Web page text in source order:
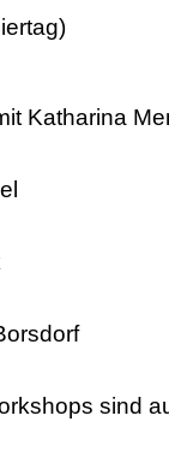
Katharina
sind